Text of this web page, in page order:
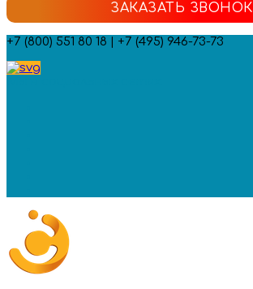
ЗАКАЗАТЬ ЗВОНОК
+7 (800) 551 80 18 | +7 (495) 946-73-73